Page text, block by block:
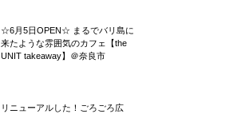
☆6月5日OPEN☆ まるでバリ島に
来たような雰囲気のカフェ【the
UNIT takeaway】＠奈良市
リニューアルした！ごろごろ広